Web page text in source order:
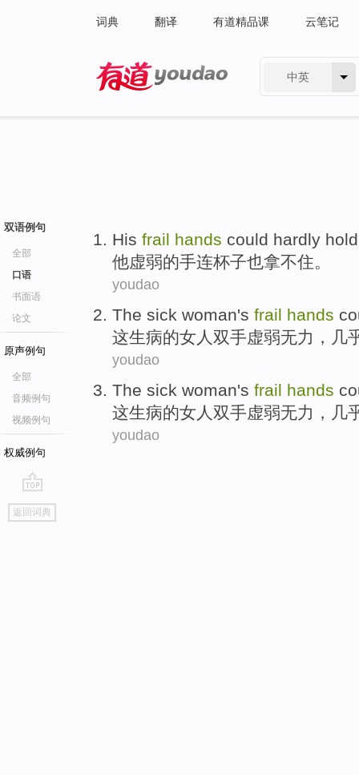
词典 翻译 有道精品课 云笔记
中英
双语例句
全部
口语
书面语
论文
原声例句
全部
音频例句
视频例句
权威例句
go
top
返回词典
His frail hands could hardly hold
他虚弱的手连杯子也拿不住。
youdao
The sick woman's frail hands
这生病的女人 双手虚弱无力 ， 几
youdao
The sick woman's frail hands
这生病的女人 双手虚弱无力 ， 几
youdao